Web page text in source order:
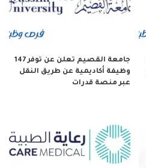
جامعة القصيم تعلن عن توفر 147
وظيفة أكاديمية عن طريق النقل
عبر منصة قدرات